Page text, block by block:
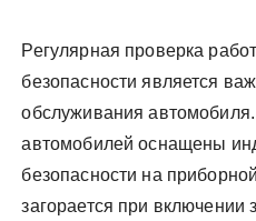
Регулярная проверка
безопасности является
обслуживания
автомобилей оснащены
безопасности на
загорается при включении